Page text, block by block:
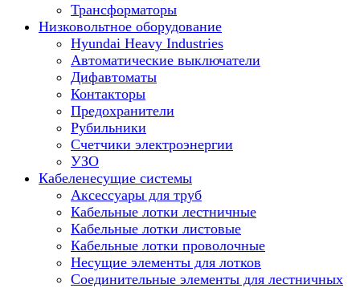
Трансформаторы
Низковольтное оборудование
Hyundai Heavy Industries
Автоматические выключатели
Дифавтоматы
Контакторы
Предохранители
Рубильники
Счетчики электроэнергии
УЗО
Кабеленесущие системы
Аксессуары для труб
Кабельные лотки лестничные
Кабельные лотки листовые
Кабельные лотки проволочные
Несущие элементы для лотков
Соединительные элементы для лестничных